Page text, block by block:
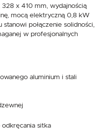
x 410 mm, wydajnością
mocą elektryczną 0,8 kW
połączenie solidności,
w profesjonalnych
aluminium i stali
sitka